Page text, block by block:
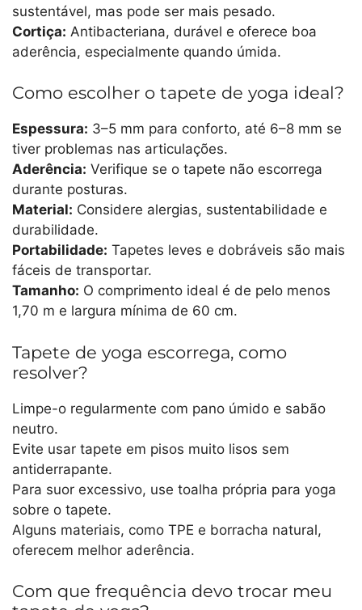
sustentável, mas pode ser mais pesado.
Cortiça: Antibacteriana, durável e oferece boa
aderência, especialmente quando úmida.
Como escolher o tapete de yoga ideal?
Espessura: 3–5 mm para conforto, até 6–8 mm se
tiver problemas nas articulações.
Aderência: Verifique se o tapete não escorrega
durante posturas.
Material: Considere alergias, sustentabilidade e
durabilidade.
Portabilidade: Tapetes leves e dobráveis são mais
fáceis de transportar.
Tamanho: O comprimento ideal é de pelo menos
1,70 m e largura mínima de 60 cm.
Tapete de yoga escorrega, como
resolver?
Limpe-o regularmente com pano úmido e sabão
neutro.
Evite usar tapete em pisos muito lisos sem
antiderrapante.
Para suor excessivo, use toalha própria para yoga
sobre o tapete.
Alguns materiais, como TPE e borracha natural,
oferecem melhor aderência.
Com que frequência devo trocar meu